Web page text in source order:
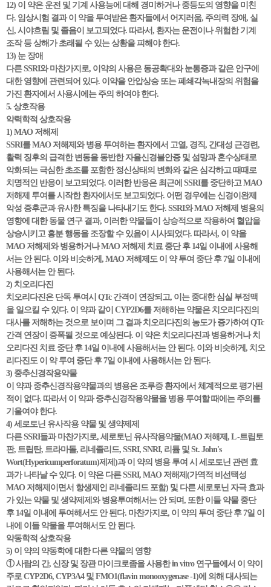
12) 이 약은 운전 및 기계 사용능에 대해 경미하거나 중등도의 영향을 미친
다. 임상시험 결과 이 약을 투여받은 환자들에서 어지러움, 주의력 장애, 실
신, 시야흐림 및 졸음이 보고되었다. 따라서, 환자는 운전이나 위험한 기계
조작 등 상해가 초래될 수 있는 상황을 피해야 한다.
13) 눈 장애
다른 SSRI와 마찬가지로, 이약의 사용은 동공확대와 눈통증과 같은 안구에
대한 영향에 관련되어 있다. 이약을 안압상승 또는 폐쇄각녹내장의 위험을
가진 환자에서 사용시에는 주의 하여야 한다.
5. 상호작용
약력학적 상호작용
1) MAO 저해제
SSRI를 MAO 저해제와 병용 투여하는 환자에서 고열, 경직, 간대성 근경련,
활력 징후의 급격한 변동을 동반한 자율신경불안증 및 섬망과 혼수상태로
악화되는 극심한 초조를 포함한 정신상태의 변화와 같은 심각하고 때때로
치명적인 반응이 보고되었다. 이러한 반응은 최근에 SSRI를 중단하고 MAO
저해제 투여를 시작한 환자에서도 보고되었다. 어떤 경우에는 신경이완제
악성 증후군과 유사한 특징을 나타내기도 한다. SSRI와 MAO 저해제 병용의
영향에 대한 동물 연구 결과, 이러한 약물들이 상승적으로 작용하여 혈압을
상승시키고 흥분 행동을 조장할 수 있음이 시사되었다. 따라서, 이 약을
MAO 저해제와 병용하거나 MAO 저해제 치료 중단 후 14일 이내에 사용해
서는 안 된다. 이와 비슷하게, MAO 저해제도 이 약 투여 중단 후 7일 이내에
사용해서는 안 된다.
2) 치오리다진
치오리다진은 단독 투여시 QTc 간격이 연장되고, 이는 중대한 심실 부정맥
을 일으킬 수 있다. 이 약과 같이 CYP2D6를 저해하는 약물은 치오리다진의
대사를 저해하는 것으로 보이며 그 결과 치오리다진의 농도가 증가하여 QTc
간격 연장이 증폭될 것으로 예상된다. 이 약은 치오리다진과 병용하거나 치
오리다진 치료 중단 후 14일 이내에 사용해서는 안 된다. 이와 비슷하게, 치오
리다진도 이 약 투여 중단 후 7일 이내에 사용해서는 안 된다.
3) 중추신경작용약물
이 약과 중추신경작용약물과의 병용은 조루증 환자에서 체계적으로 평가된
적이 없다. 따라서 이 약과 중추신경작용약물을 병용 투여할 때에는 주의를
기울여야 한다.
4) 세로토닌 유사작용 약물 및 생약제제
다른 SSRI들과 마찬가지로, 세로토닌 유사작용약물(MAO 저해제, L -트립토
판, 트립탄, 트라마돌, 리네졸리드, SSRI, SNRI, 리튬 및 St. John's
Wort(Hypericumperforatum)제제)과 이 약의 병용 투여 시 세로토닌 관련 효
과가 나타날 수 있다. 이 약은 다른 SSRI, MAO 저해제(가역적 비선택성
MAO 저해제이면서 항생제인 리네졸리드 포함) 및 다른 세로토닌 자극 효과
가 있는 약물 및 생약제제와 병용투여해서는 안 되며, 또한 이들 약물 중단
후 14일 이내에 투여해서도 안 된다. 마찬가지로, 이 약의 투여 중단 후 7일 이
내에 이들 약물을 투여해서도 안 된다.
약동학적 상호작용
5) 이 약의 약동학에 대한 다른 약물의 영향
① 사람의 간, 신장 및 장관 마이크로좀을 사용한 in vitro 연구들에서 이 약이
주로 CYP2D6, CYP3A4 및 FMO1(flavin monooxygenase -1)에 의해 대사되는